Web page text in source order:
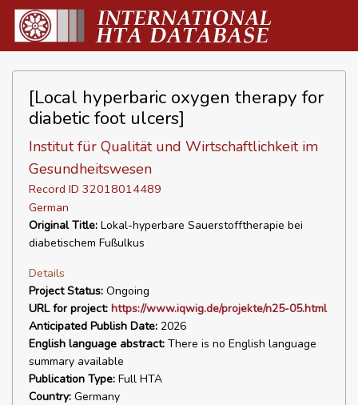
[Local hyperbaric oxygen therapy for
diabetic foot ulcers]
Institut für Qualität und Wirtschaftlichkeit im
Gesundheitswesen
Record ID 32018014489
German
Original Title: Lokal-hyperbare Sauerstofftherapie bei
diabetischem Fußulkus
Details
Project Status: Ongoing
URL for project: https://www.iqwig.de/projekte/n25-05.html
Anticipated Publish Date: 2026
English language abstract: There is no English language
summary available
Publication Type: Full HTA
Country: Germany